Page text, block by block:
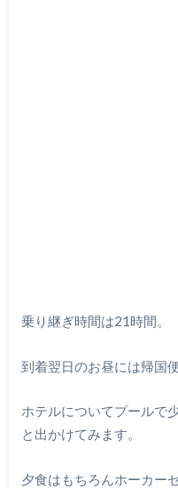
乗り継ぎ時間は21時間。
到着翌日のお昼には帰国
ホテルについてプールで
と出かけてみます。
夕食はもちろんホーカー